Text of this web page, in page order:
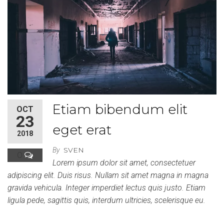
OCT
23
2018
Etiam bibendum elit
eget erat
By SVEN
Lorem ipsum dolor sit amet, consectetuer
adipiscing elit. Duis risus. Nullam sit amet magna in magna
gravida vehicula. Integer imperdiet lectus quis justo. Etiam
ligula pede, sagittis quis, interdum ultricies, scelerisque eu.